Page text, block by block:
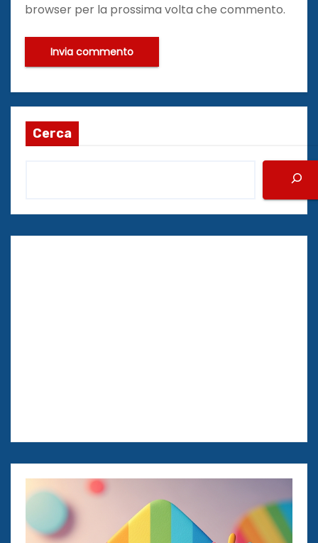
browser per la prossima volta che commento.
Cerca